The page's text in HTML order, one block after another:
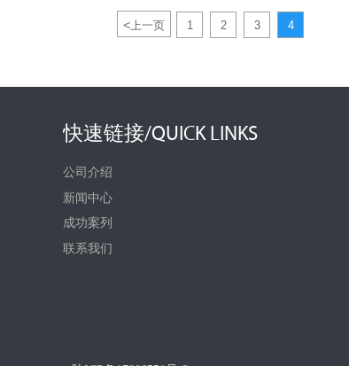
<上一页 1 2 3 4
快速链接/QUICK LINKS
公司介绍
新闻中心
成功案列
联系我们